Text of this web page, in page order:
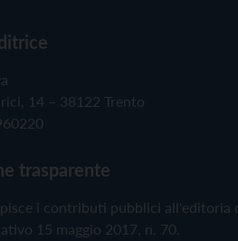
14 – 38122 Trento
trasparente
i contributi pubblici all'editoria
15 maggio 2017, n. 70.